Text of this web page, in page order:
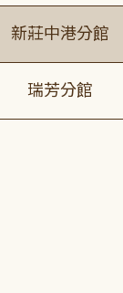
新莊中港分館
瑞芳分館